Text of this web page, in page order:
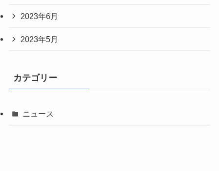
2023年6月
2023年5月
カテゴリー
ニュース